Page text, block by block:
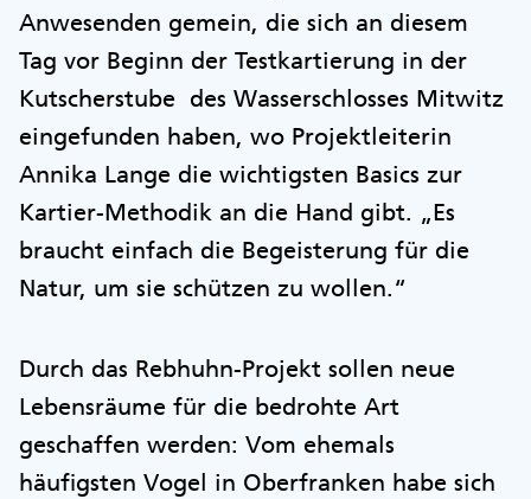
Anwesenden gemein, die sich an diesem
Tag vor Beginn der Testkartierung in der
Kutscherstube des Wasserschlosses Mitwitz
eingefunden haben, wo Projektleiterin
Annika Lange die wichtigsten Basics zur
Kartier-Methodik an die Hand gibt. „Es
braucht einfach die Begeisterung für die
Natur, um sie schützen zu wollen.“
Durch das Rebhuhn-Projekt sollen neue
Lebensräume für die bedrohte Art
geschaffen werden: Vom ehemals
häufigsten Vogel in Oberfranken habe sich